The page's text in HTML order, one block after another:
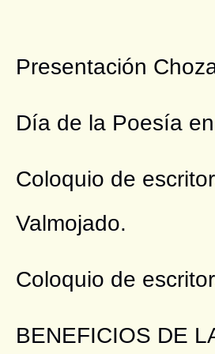
Presentación
Día de la Poesía
Coloquio de
Valmojado.
Coloquio de
BENEFICIOS DE